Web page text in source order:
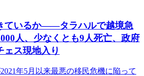
ているか——タラハルで越境急
人、少なくとも9人死亡、政府
ェス現地入り
年5月以来最悪の移民危機に陥って